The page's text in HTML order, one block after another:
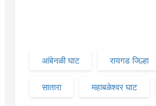
आंबेनळी घाट रायगड जिल्हा
सातारा महाबळेश्वर घाट